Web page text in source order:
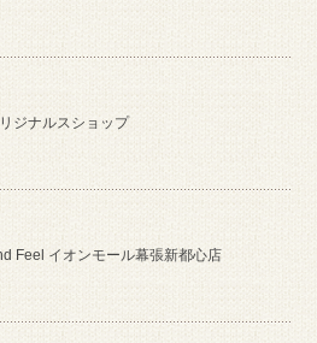
ジナルスショップ
Feel イオンモール幕張新都心店